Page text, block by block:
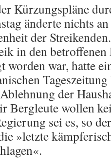
Kürzungspläne
änderte nichts
der
in den betroffenen
worden war, hatte
der
Bergleute wollen
sei es, so
»letzte